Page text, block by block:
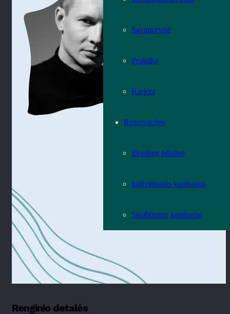
Savanorystė
Praktika
Karjera
Rezervacijos
Išradimų būstinė
Individualūs kambariai
Susibūrimų kambariai
Renginio detalės